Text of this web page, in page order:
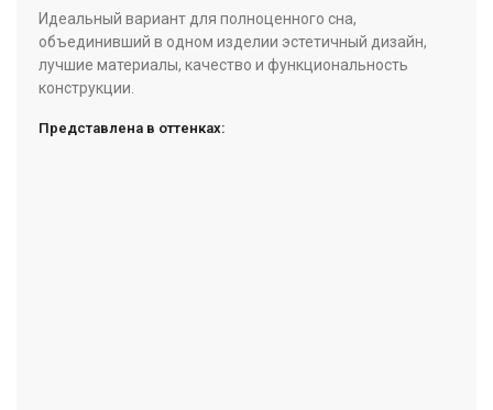
Идеальный вариант для полноценного сна,
объединивший в одном изделии эстетичный дизайн,
лучшие материалы, качество и функциональность
конструкции.
Представлена в оттенках: